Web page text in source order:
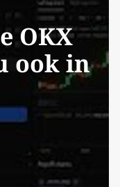
OKX
ook in